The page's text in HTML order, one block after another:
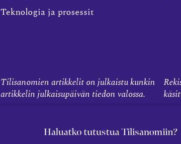
Teknologia ja prosessit
Tilisanomien artikkelit on julkaistu kunkin
artikkelin julkaisupäivän tiedon valossa.
Haluatko tutustua Tilisanomiin?